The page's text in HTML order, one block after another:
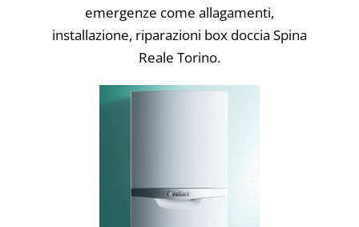
emergenze come allagamenti,
installazione, riparazioni box doccia Spina
Reale Torino.